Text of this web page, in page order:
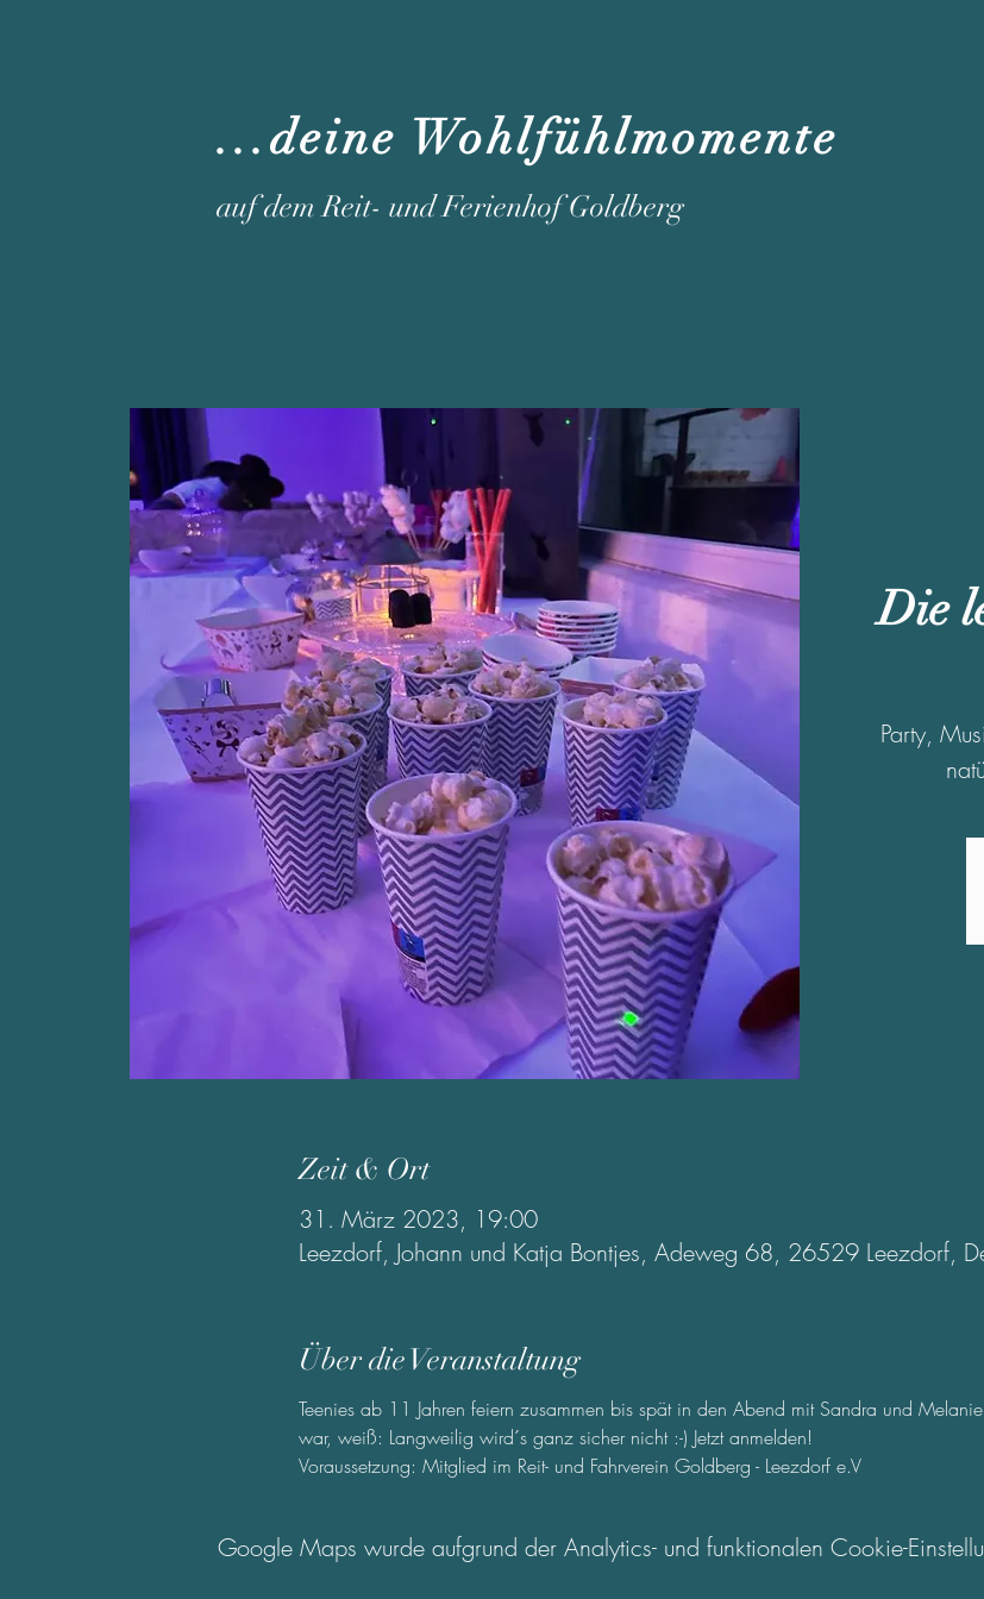
...deine Wohlfühlmomente
auf dem Reit- und Ferienhof Goldberg
Die
Party,
Zeit & Ort
31. März 2023, 19:00
Leezdorf, Johann und Katja Bontjes, Adeweg 68, 26529 Leezdorf,
Über die Veranstaltung
Teenies ab 11 Jahren feiern zusammen bis spät in den Abend mit Sandra und
war, weiß: Langweilig wird´s ganz sicher nicht :-) Jetzt anmelden!
Voraussetzung: Mitglied im Reit- und Fahrverein Goldberg - Leezdorf e.V
Google Maps wurde aufgrund der Analytics- und funktionalen Cookie-